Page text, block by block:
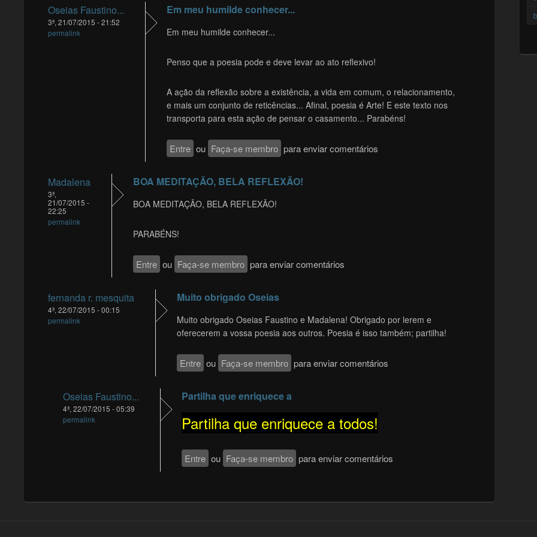
Oseias Faustino...
3ª, 21/07/2015 - 21:52
permalink
Em meu humilde conhecer...
Em meu humilde conhecer...
Penso que a poesia pode e deve levar ao ato reflexivo!
A ação da reflexão sobre a existência, a vida em comum, o relacionamento,
e mais um conjunto de reticências... Afinal, poesia é Arte! E este texto nos
transporta para esta ação de pensar o casamento... Parabéns!
Entre ou Faça-se membro para enviar comentários
Madalena
3ª,
21/07/2015 -
22:25
permalink
BOA MEDITAÇÃO, BELA REFLEXÃO!
BOA MEDITAÇÃO, BELA REFLEXÃO!
PARABÉNS!
Entre ou Faça-se membro para enviar comentários
fernanda r. mesquita
4ª, 22/07/2015 - 00:15
permalink
Muito obrigado Oseias
Muito obrigado Oseias Faustino e Madalena! Obrigado por lerem e
oferecerem a vossa poesia aos outros. Poesia é isso também; partilha!
Entre ou Faça-se membro para enviar comentários
Oseias Faustino...
4ª, 22/07/2015 - 05:39
permalink
Partilha que enriquece a
Partilha que enriquece a todos!
Entre ou Faça-se membro para enviar comentários